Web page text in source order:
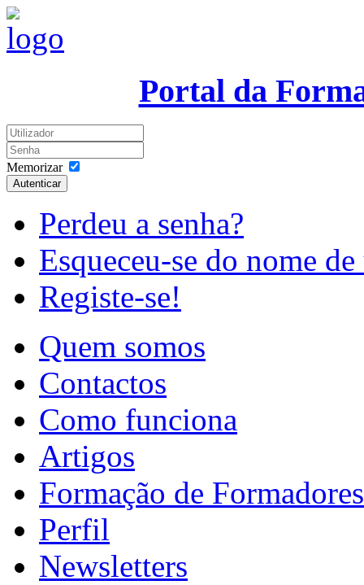
Portal da
Memorizar
Autenticar
Perdeu a senha?
Esqueceu-se do nome
Registe-se!
Quem somos
Contactos
Como funciona
Artigos
Formação de Formadores
Perfil
Newsletters